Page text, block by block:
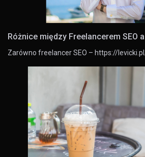
Różnice między Freelancerem SEO
Zarówno freelancer SEO – https://levicki.pl/